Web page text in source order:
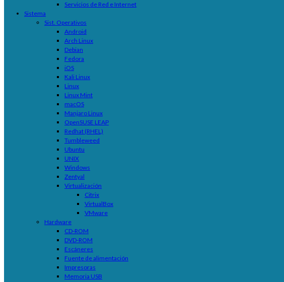
Servicios de Red e Internet
Sistema
Sist. Operativos
Android
Arch Linux
Debian
Fedora
iOS
Kali Linux
Linux
Linux Mint
macOS
Manjaro Linux
OpenSUSE LEAP
Redhat (RHEL)
Tumbleweed
Ubuntu
UNIX
Windows
Zentyal
Virtualización
Citrix
VirtualBox
VMware
Hardware
CD-ROM
DVD-ROM
Escáneres
Fuente de alimentación
Impresoras
Memoria USB